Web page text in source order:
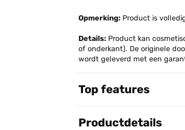
Opmerking: Product is
Details: Product kan
of onderkant). De originele
wordt geleverd met een
Top features
Productdetails